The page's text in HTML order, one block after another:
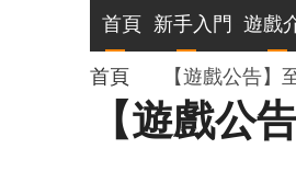
主
導
覽
首頁 新手入門 遊戲
導
航
首頁 【遊戲公告】
【遊戲公